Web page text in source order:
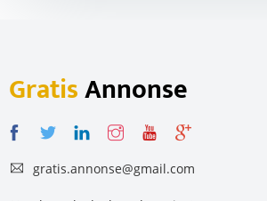
GratisAnnonse
gratis.annonse@gmail.com